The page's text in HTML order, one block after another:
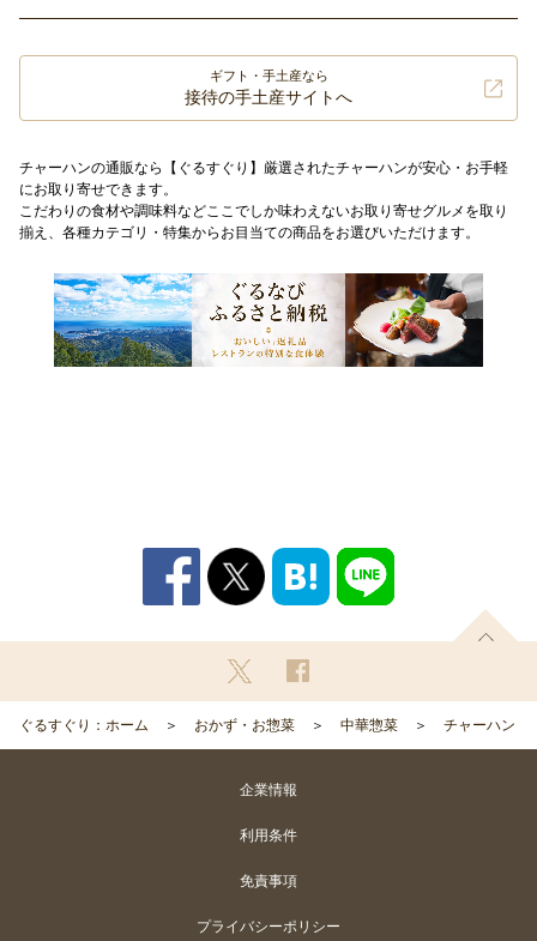
ギフト・手土産なら
接待の手土産サイトへ
チャーハンの通販なら【ぐるすぐり】厳選されたチャーハンが安心・お手軽
にお取り寄せできます。
こだわりの食材や調味料などここでしか味わえないお取り寄せグルメを取り
揃え、各種カテゴリ・特集からお目当ての商品をお選びいただけます。
ぐるすぐり：ホーム おかず・お惣菜 中華惣菜 チャーハン
企業情報
利用条件
免責事項
プライバシーポリシー